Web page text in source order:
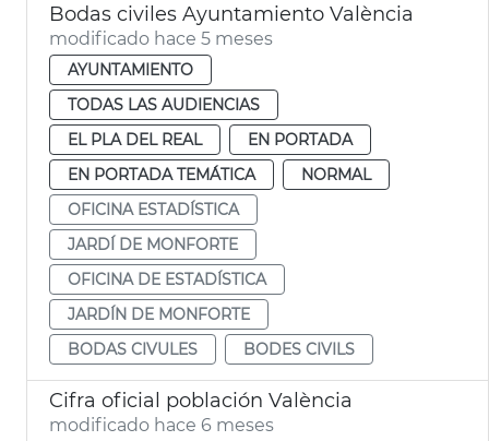
Bodas civiles Ayuntamiento València
modificado hace 5 meses
AYUNTAMIENTO
TODAS LAS AUDIENCIAS
EL PLA DEL REAL
EN PORTADA
EN PORTADA TEMÁTICA
NORMAL
OFICINA ESTADÍSTICA
JARDÍ DE MONFORTE
OFICINA DE ESTADÍSTICA
JARDÍN DE MONFORTE
BODAS CIVULES
BODES CIVILS
Cifra oficial población València
modificado hace 6 meses